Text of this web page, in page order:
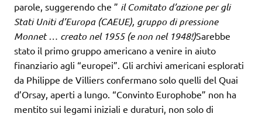
parole, suggerendo che ” il Comitato d’azione per gli
Stati Uniti d’Europa (CAEUE), gruppo di pressione
Monnet … creato nel 1955 (e non nel 1948!)Sarebbe
stato il primo gruppo americano a venire in aiuto
finanziario agli “europei”. Gli archivi americani esplorati
da Philippe de Villiers confermano solo quelli del Quai
d’Orsay, aperti a lungo. “Convinto Europhobe” non ha
mentito sui legami iniziali e duraturi, non solo di